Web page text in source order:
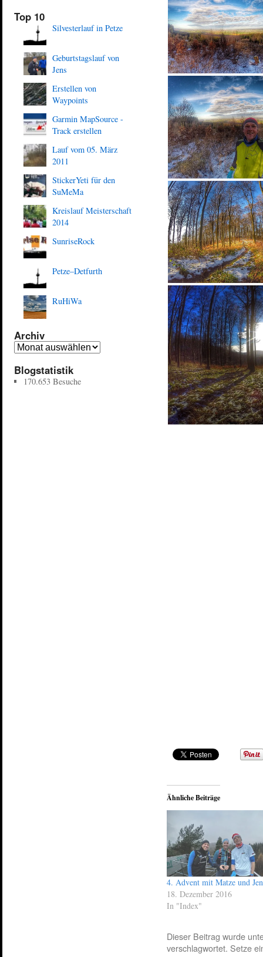
Ähnliche Beiträge
4. Advent mit Matze und
18. Dezember 2016
In "Index"
Dieser Beitrag wurde
verschlagwortet. Setze
Top 10
Silvesterlauf in Petze
Geburtstagslauf von
Jens
Erstellen von
Waypoints
Garmin MapSource -
Track erstellen
Lauf vom 05. März
2011
StickerYeti für den
SuMeMa
Kreislauf Meisterschaft
2014
SunriseRock
Petze–Detfurth
RuHiWa
Archiv
Blogstatistik
170.653 Besuche